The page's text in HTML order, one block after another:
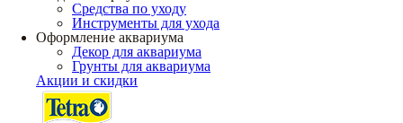
Средства по уходу
Инструменты для ухода
Оформление аквариума
Декор для аквариума
Грунты для аквариума
Акции и скидки